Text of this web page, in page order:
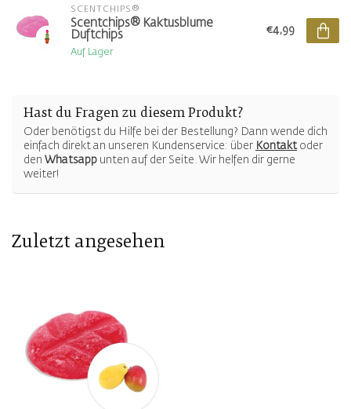
SCENTCHIPS®
Scentchips® Kaktusblume
Duftchips
Auf Lager
€4,99
Hast du Fragen zu diesem Produkt?
Oder benötigst du Hilfe bei der Bestellung? Dann wende dich
einfach direkt an unseren Kundenservice: über Kontaktoder
den Whatsapp unten auf der Seite. Wir helfen dir gerne
weiter!
Zuletzt angesehen